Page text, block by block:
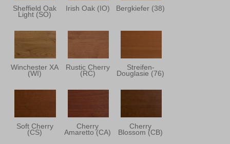
Sheffield Oak
Light (SO)
Irish Oak (IO) Bergkiefer (38)
Winchester XA
(WI)
Rustic Cherry
(RC)
Streifen-
Douglasie (76)
Soft Cherry
(CS)
Cherry
Amaretto (CA)
Cherry
Blossom (CB)